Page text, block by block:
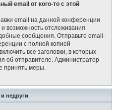
email от кого-то с этой
email на данной конференции
возможность отслеживания
сообщения. Отправьте email-
с полной копией
все заголовки, в которых
об отправителе. Администратор
принять меры.
недруги